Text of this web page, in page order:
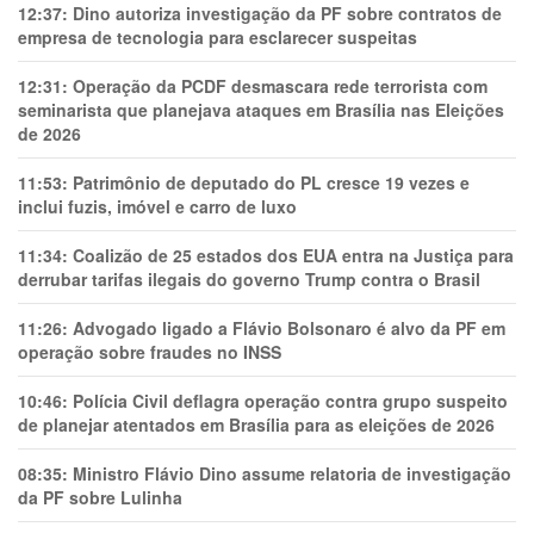
12:37: Dino autoriza investigação da PF sobre contratos de
empresa de tecnologia para esclarecer suspeitas
12:31: Operação da PCDF desmascara rede terrorista com
seminarista que planejava ataques em Brasília nas Eleições
de 2026
11:53: Patrimônio de deputado do PL cresce 19 vezes e
inclui fuzis, imóvel e carro de luxo
11:34: Coalizão de 25 estados dos EUA entra na Justiça para
derrubar tarifas ilegais do governo Trump contra o Brasil
11:26: Advogado ligado a Flávio Bolsonaro é alvo da PF em
operação sobre fraudes no INSS
10:46: Polícia Civil deflagra operação contra grupo suspeito
de planejar atentados em Brasília para as eleições de 2026
08:35: Ministro Flávio Dino assume relatoria de investigação
da PF sobre Lulinha